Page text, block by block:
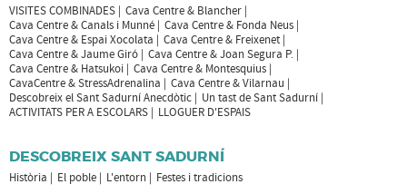
VISITES COMBINADES
Cava Centre & Blancher
Cava Centre & Canals i Munné
Cava Centre & Fonda Neus
Cava Centre & Espai Xocolata
Cava Centre & Freixenet
Cava Centre & Jaume Giró
Cava Centre & Joan Segura P.
Cava Centre & Hatsukoi
Cava Centre & Montesquius
CavaCentre & StressAdrenalina
Cava Centre & Vilarnau
Descobreix el Sant Sadurní Anecdòtic
Un tast de Sant Sadurní
ACTIVITATS PER A ESCOLARS
LLOGUER D'ESPAIS
DESCOBREIX SANT SADURNÍ
Història El poble L'entorn Festes i tradicions